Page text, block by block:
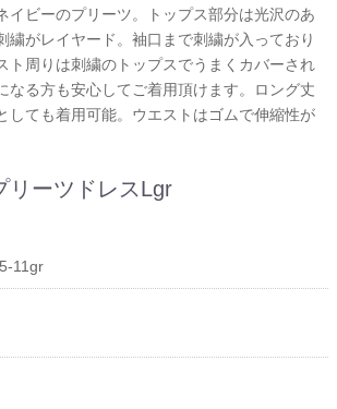
イビーのプリーツ。トップス部分は光沢のあ
繍がレイヤード。袖口まで刺繍が入っており
ト周りは刺繍のトップスでうまくカバーされ
なる方も安心してご着用頂けます。ロング丈
しても着用可能。ウエストはゴムで伸縮性が
リーツドレスLgr
11gr